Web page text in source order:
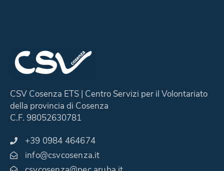
CSV Cosenza ETS | Centro Servizi per il Volontariato
della provincia di Cosenza
C.F. 98052630781
+39 0984 464674
info@csvcosenza.it